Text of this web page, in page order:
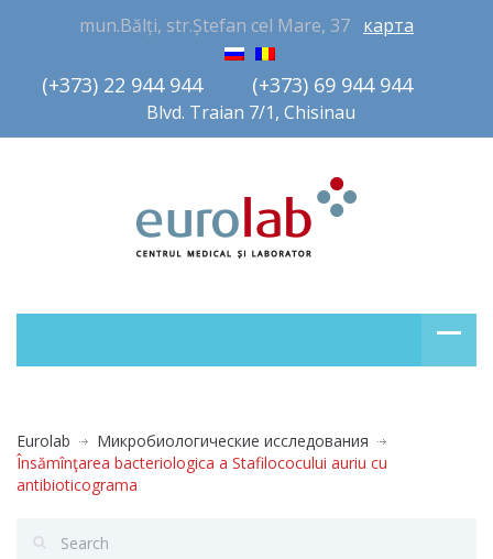
mun.Bălți, str.Ștefan cel Mare, 37 карта
(+373) 22 944 944         (+373) 69 944 944
Blvd. Traian 7/1, Chisinau
Eurolab
Микробиологические исследования
Însămînţarea bacteriologica a Stafilococului auriu cu
antibioticograma